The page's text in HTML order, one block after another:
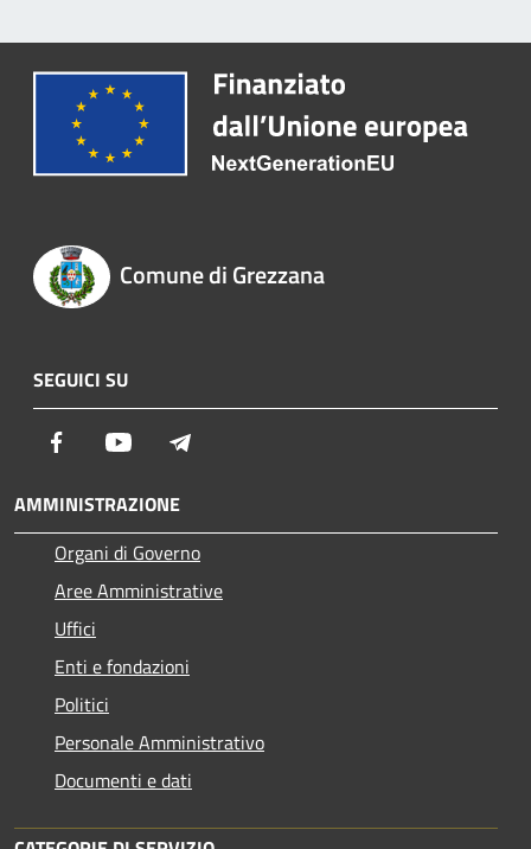
Comune di Grezzana
SEGUICI SU
Facebook Youtube
AMMINISTRAZIONE
Organi di Governo
Aree Amministrative
Uffici
Enti e fondazioni
Politici
Personale Amministrativo
Documenti e dati